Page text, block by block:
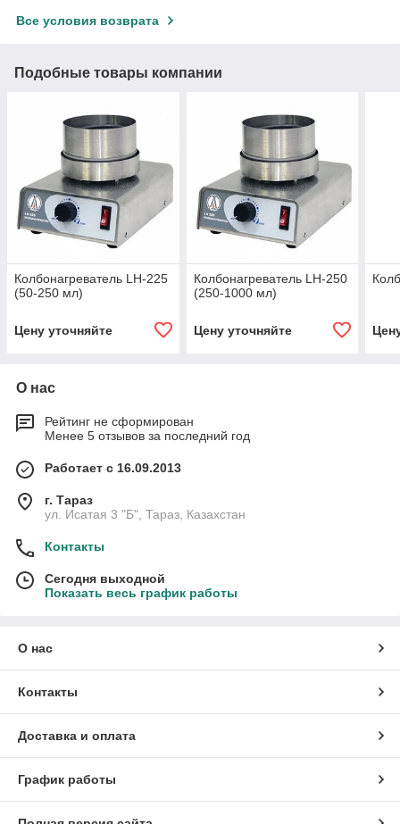
Все условия возврата
Подобные товары компании
Колбонагреватель LH-225
(50-250 мл)
Цену уточняйте
Колбонагреватель LH-250
(250-1000 мл)
Цену уточняйте
О нас
Рейтинг не сформирован
Менее 5 отзывов за последний год
Работает с 16.09.2013
г. Тараз
ул. Исатая 3 "Б", Тараз, Казахстан
Контакты
Сегодня выходной
Показать весь график работы
О нас
Контакты
Доставка и оплата
График работы